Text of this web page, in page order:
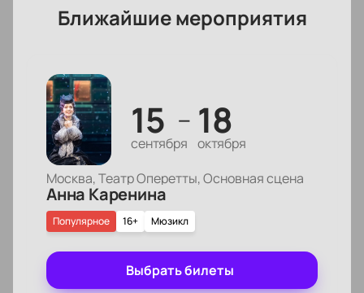
Ближайшие мероприятия
15
сентября
— 18
октября
Москва, Театр Оперетты, Основная сцена
Анна Каренина
16+ Мюзикл
Популярное
Выбрать билеты